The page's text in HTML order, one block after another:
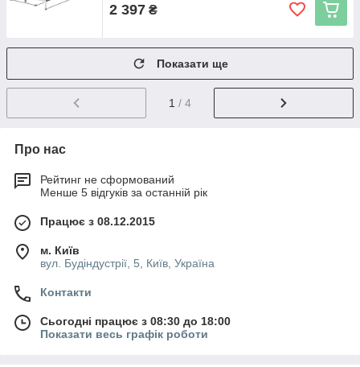
2 397 ₴
Показати ще
1 / 4
Про нас
Рейтинг не сформований
Менше 5 відгуків за останній рік
Працює з 08.12.2015
м. Київ
вул. Будіндустрії, 5, Київ, Україна
Контакти
Сьогодні працює з 08:30 до 18:00
Показати весь графік роботи